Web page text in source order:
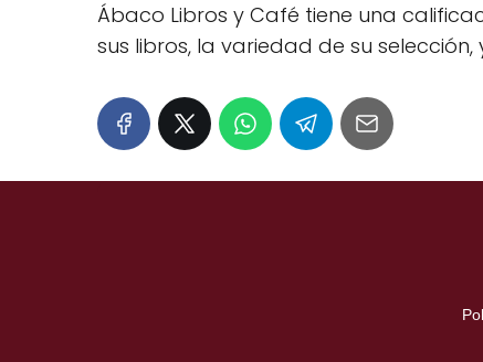
Ábaco Libros y Café tiene una
sus libros, la variedad de su